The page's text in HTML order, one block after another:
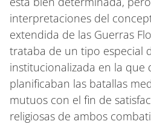
interpretaciones del
extendida de las Guerras
trataba de un tipo especial
institucionalizada en la que
planificaban las batallas
mutuos con el fin de
religiosas de ambos